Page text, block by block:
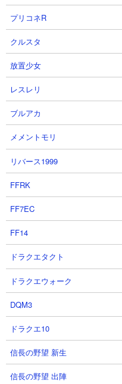
６．王子様の出てく
た7種無課金編成攻略
【攻略概要】
「にゃんこ大戦争攻略ちゃん
ゃんコンボ。編成はモヒカン
ス、ウルルンの無課金7種だ
戦う形。途中で大型キャラが
こから一気に押し込んで勝利
プリコネR
クルスタ
放置少女
レスレリ
ブルアカ
メメントモリ
リバース1999
FFRK
FF7EC
FF14
ドラクエタクト
ドラクエウォーク
DQM3
ドラクエ10
信長の野望 新生
信長の野望 出陣